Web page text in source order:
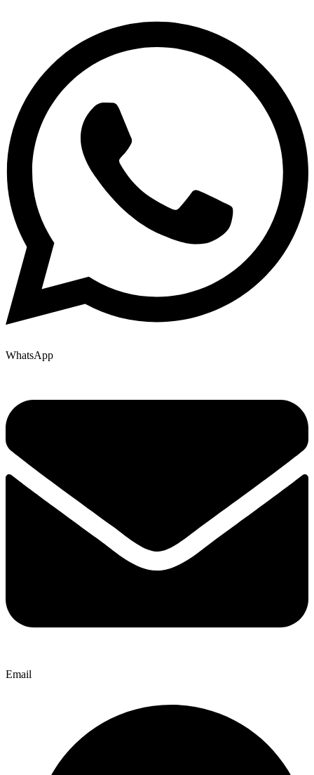
WhatsApp
Email